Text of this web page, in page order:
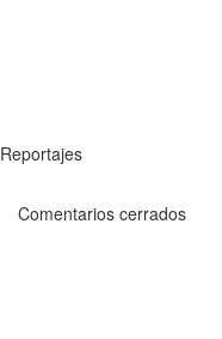
Reportajes
Comentarios cerrados